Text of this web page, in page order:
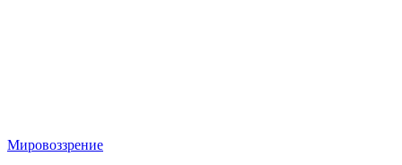
Мировоззрение